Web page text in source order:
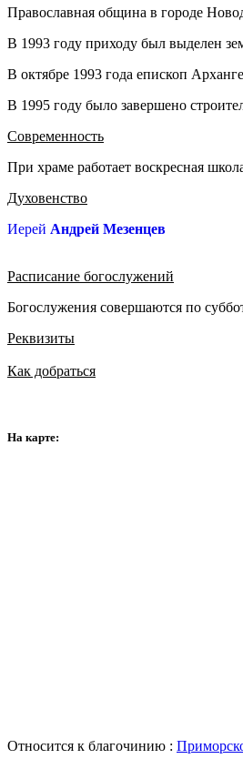
Православная община в городе
В 1993 году приходу был выделен
В октябре 1993 года епископ
В 1995 году было завершено
Современность
При храме работает воскресная
Духовенство
Иерей Андрей Мезенцев
Расписание богослужений
Богослужения совершаются по
Реквизиты
Как добраться
На карте:
Относится к благочинию :